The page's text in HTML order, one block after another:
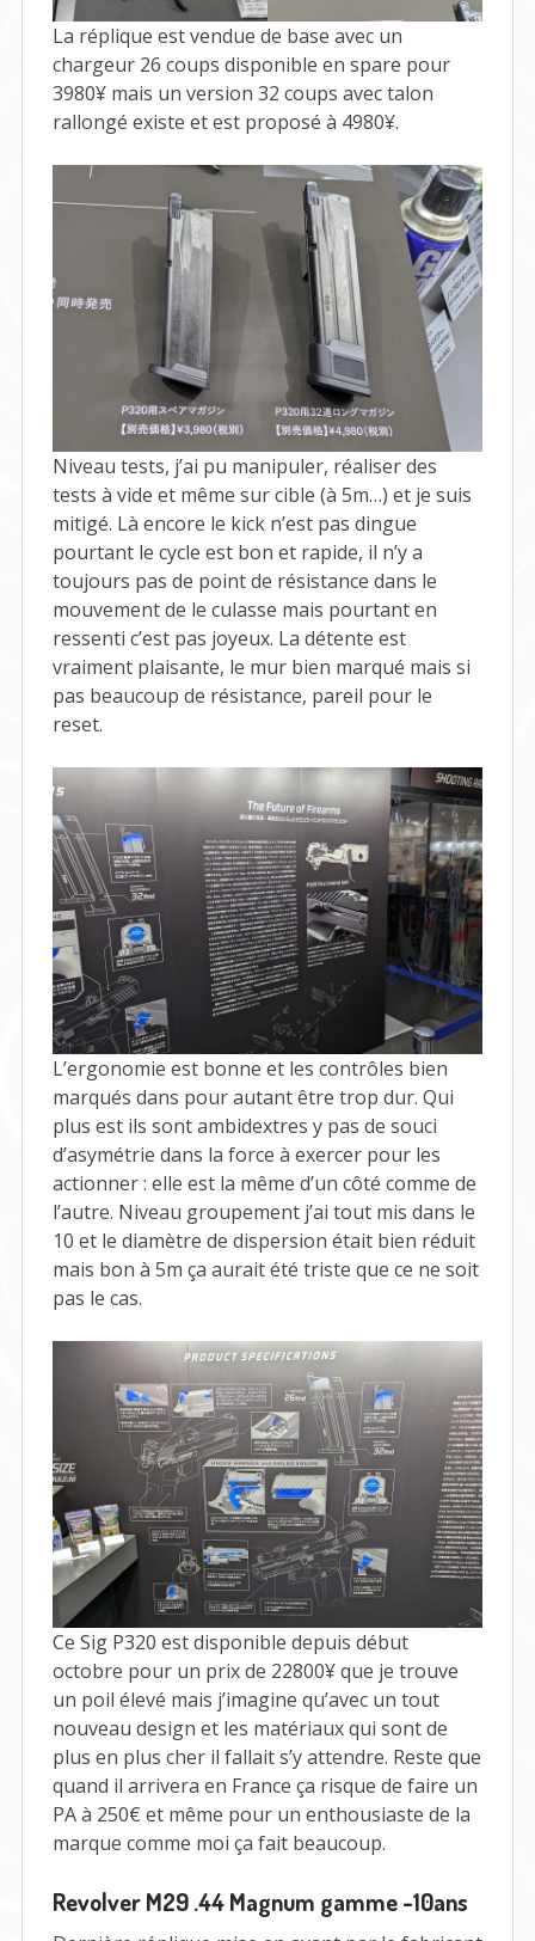
La réplique est vendue de base avec un
chargeur 26 coups disponible en spare pour
3980¥ mais un version 32 coups avec talon
rallongé existe et est proposé à 4980¥.
Niveau tests, j’ai pu manipuler, réaliser des
tests à vide et même sur cible (à 5m…) et je suis
mitigé. Là encore le kick n’est pas dingue
pourtant le cycle est bon et rapide, il n’y a
toujours pas de point de résistance dans le
mouvement de le culasse mais pourtant en
ressenti c’est pas joyeux. La détente est
vraiment plaisante, le mur bien marqué mais si
pas beaucoup de résistance, pareil pour le
reset.
L’ergonomie est bonne et les contrôles bien
marqués dans pour autant être trop dur. Qui
plus est ils sont ambidextres y pas de souci
d’asymétrie dans la force à exercer pour les
actionner : elle est la même d’un côté comme de
l’autre. Niveau groupement j’ai tout mis dans le
10 et le diamètre de dispersion était bien réduit
mais bon à 5m ça aurait été triste que ce ne soit
pas le cas.
Ce Sig P320 est disponible depuis début
octobre pour un prix de 22800¥ que je trouve
un poil élevé mais j’imagine qu’avec un tout
nouveau design et les matériaux qui sont de
plus en plus cher il fallait s’y attendre. Reste que
quand il arrivera en France ça risque de faire un
PA à 250€ et même pour un enthousiaste de la
marque comme moi ça fait beaucoup.
Revolver M29 .44 Magnum gamme -10ans